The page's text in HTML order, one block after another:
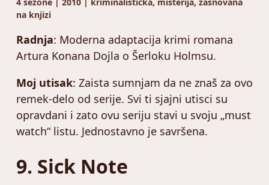
na knjizi
Radnja: Moderna adaptacija krimi romana
Artura Konana Dojla o Šerloku Holmsu.
Moj utisak: Zaista sumnjam da ne znaš za ovo
remek-delo od serije. Svi ti sjajni utisci su
opravdani i zato ovu seriju stavi u svoju „must
watch“ listu. Jednostavno je savršena.
9. Sick Note